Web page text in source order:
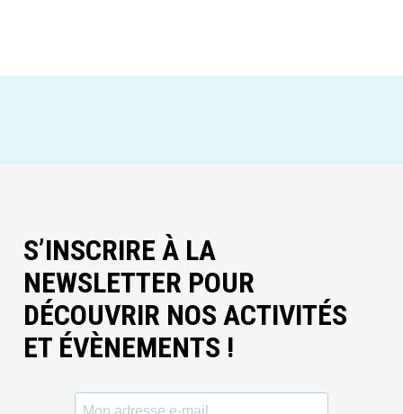
S’INSCRIRE À LA
NEWSLETTER POUR
DÉCOUVRIR NOS ACTIVITÉS
ET ÉVÈNEMENTS !